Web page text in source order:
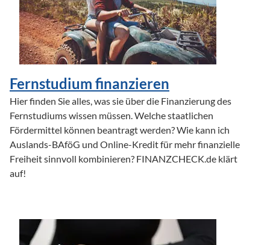
Fernstudium finanzieren
Hier finden Sie alles, was sie über die Finanzierung des
Fernstudiums wissen müssen. Welche staatlichen
Fördermittel können beantragt werden? Wie kann ich
Auslands-BAföG und Online-Kredit für mehr finanzielle
Freiheit sinnvoll kombinieren? FINANZCHECK.de klärt
auf!